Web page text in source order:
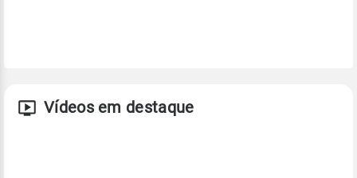
Vídeos em destaque